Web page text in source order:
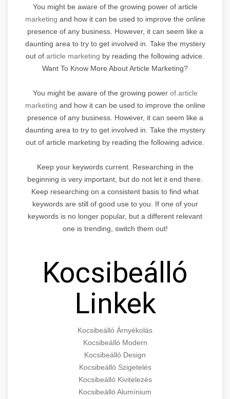
You might be aware of the growing power of article
marketing and how it can be used to improve the online
presence of any business. However, it can seem like a
daunting area to try to get involved in. Take the mystery
out of article marketing by reading the following advice.
Want To Know More About Article Marketing?
You might be aware of the growing power of article
marketing and how it can be used to improve the online
presence of any business. However, it can seem like a
daunting area to try to get involved in. Take the mystery
out of article marketing by reading the following advice.
Keep your keywords current. Researching in the
beginning is very important, but do not let it end there.
Keep researching on a consistent basis to find what
keywords are still of good use to you. If one of your
keywords is no longer popular, but a different relevant
one is trending, switch them out!
Kocsibeálló
Linkek
Kocsibeálló Árnyékolás
Kocsibeálló Modern
Kocsibeálló Design
Kocsibeálló Szigetelés
Kocsibeálló Kivitelezés
Kocsibeálló Alumínium